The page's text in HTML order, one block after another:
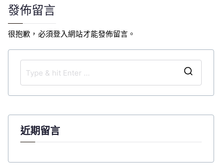
發佈留言
很抱歉，必須登入網站才能發佈留言。
e
a
f
近期留言